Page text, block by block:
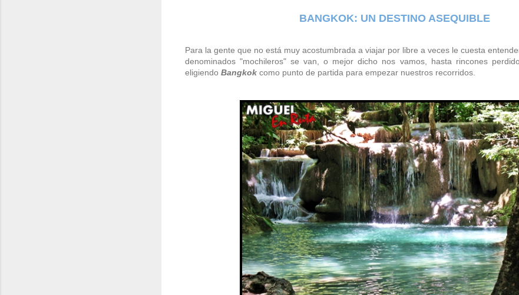
BANGKOK: UN DESTINO ASEQUIBLE
Para la gente que no está muy acostumbrada a viajar por libre a veces le cuesta
denominados "mochileros" se van, o mejor dicho nos vamos, hasta rincones
eligiendo Bangkokcomo punto de partida para empezar nuestros recorridos.